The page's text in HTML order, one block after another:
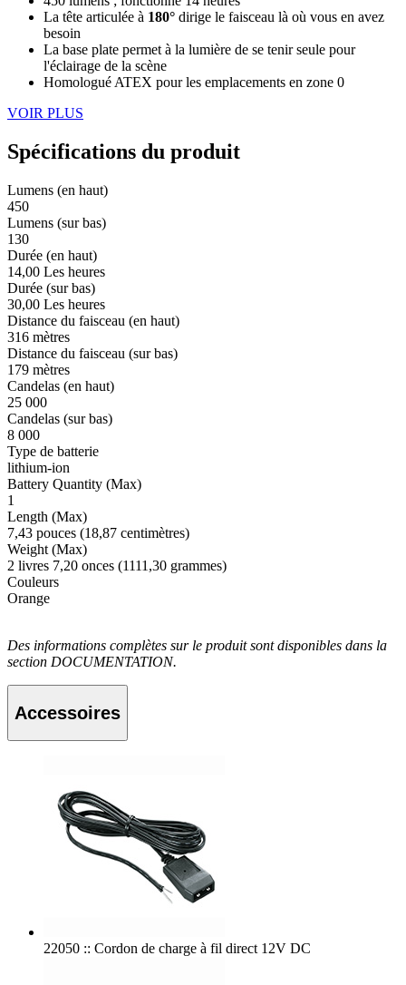
La tête articulée à 180° dirige le faisceau là où vous en avez
besoin
La base plate permet à la lumière de se tenir seule pour
l'éclairage de la scène
Homologué ATEX pour les emplacements en zone 0
VOIR PLUS
Spécifications du produit
Lumens (en haut)
450
Lumens (sur bas)
130
Durée (en haut)
14,00 Les heures
Durée (sur bas)
30,00 Les heures
Distance du faisceau (en haut)
316 mètres
Distance du faisceau (sur bas)
179 mètres
Candelas (en haut)
25 000
Candelas (sur bas)
8 000
Type de batterie
lithium-ion
Battery Quantity (Max)
1
Length (Max)
7,43 pouces (18,87 centimètres)
Weight (Max)
2 livres 7,20 onces (1111,30 grammes)
Couleurs
Orange
Des informations complètes sur le produit sont disponibles dans la
section DOCUMENTATION.
Accessoires
22050 :: Cordon de charge à fil direct 12V DC